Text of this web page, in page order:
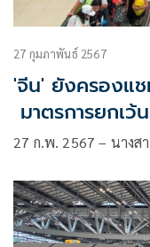
27 กุมภาพันธ์ 2567
'จีน' ยังครองแช
มาตรการยกเ
27 ก.พ. 2567 – นางส